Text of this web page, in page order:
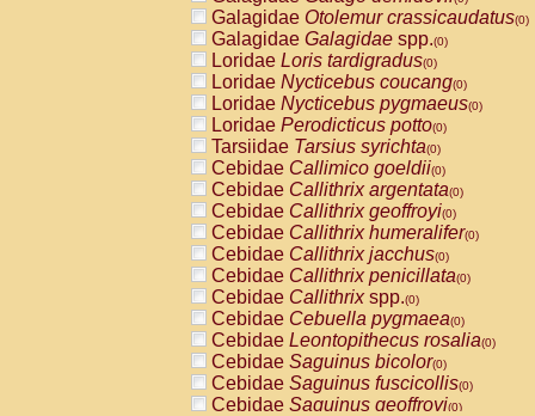
Galagidae Otolemur crassicaudatus(0)
Galagidae Galagidae spp.(0)
Loridae Loris tardigradus(0)
Loridae Nycticebus coucang(0)
Loridae Nycticebus pygmaeus(0)
Loridae Perodicticus potto(0)
Tarsiidae Tarsius syrichta(0)
Cebidae Callimico goeldii(0)
Cebidae Callithrix argentata(0)
Cebidae Callithrix geoffroyi(0)
Cebidae Callithrix humeralifer(0)
Cebidae Callithrix jacchus(0)
Cebidae Callithrix penicillata(0)
Cebidae Callithrixspp.(0)
Cebidae Cebuella pygmaea(0)
Cebidae Leontopithecus rosalia(0)
Cebidae Saguinus bicolor(0)
Cebidae Saguinus fuscicollis(0)
Cebidae Saguinus geoffroyi(0)